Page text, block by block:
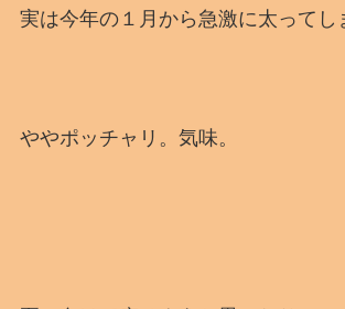
実は今年の１月から急激に太ってし
ややポッチャリ。気味。